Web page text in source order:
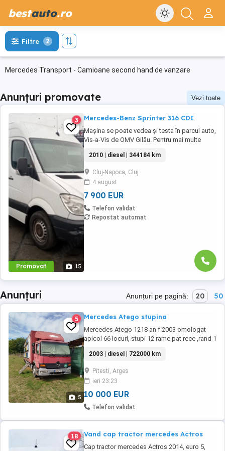
bestauto.ro
Mercedes Transport - Camioane second hand de vanzare
Filtre 2
Anunțuri promovate Vezi toate
Promovat 15
3 Mercedes-Benz Sprinter 316 CDI
Mașina se poate vedea și testa în parcul auto,
Vis-a-Vis de OMV Gilău. Pentru mai multe
vânzătorul telefonic la numerele: 0741 133
082 Sau 0728 040 915 Mercedes-Benz
Sprinter 316 CDI an fabricație 2010 motor 2.2
CDi 160 CP Dotari: clima 6 ...
2010 | diesel | 344184 km
Cluj-Napoca, Cluj
4 august
7 900 EUR
Telefon validat
Repostat automat
Anunțuri Anunțuri pe pagină: 20 50
5
5 Mercedes Atego stupina
Mercedes Atego 1218 an f.2003 omologat
apicol 66 locuri, stupi 12 rame pat rece ,rand 1
2.Kit ambreiaj schimbat în septembrie 2023,
bateriile acumulator martie 2025.Lift manual
pentru coborârea urcarea stupilor rând 2 și
3.Camionul are cameră de extracție ...
2003 | diesel | 722000 km
Pitesti, Arges
ieri 23:23
10 000 EUR
Telefon validat
18 Vand cap tractor mercedes Actros
Cap tractor mercedes Actros 2014, euro 5,